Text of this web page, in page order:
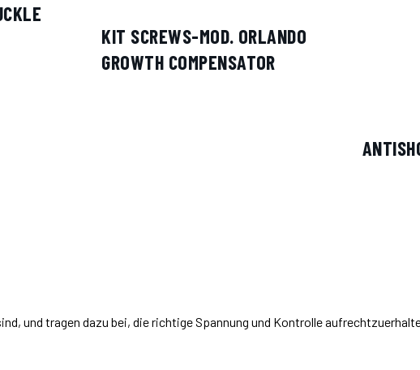
KIT SCREWS-MOD. ORLANDO
GROWTH COMPENSATOR
und tragen dazu bei, die richtige Spannung und Kontrolle